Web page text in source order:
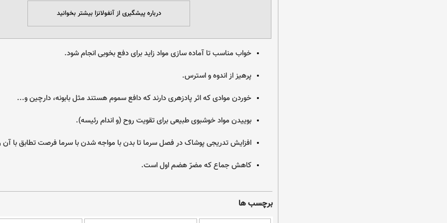
درباره پیشگیری از آنفولانزا بیشتر بخوانید
خواب مناسب تا آماده سازی مواد زاید برای دفع بخوبی انجام شود.
پرهیز از اندوه و استرس.
خوردن موادی که اثر پادزهری دارند که دافع سموم هستند مثل بابونه، دارچین و...
بوییدن مواد خوشبوی طبیعی برای تقویت روح (و اندام رئیسه).
افزایش تدریجی پوشاک در فصل سرما تا بدن با مواجه شدن با سرما فرصت تطابق با آن
کاهش جماع که مضرّ هضم اول است.
برچسب ها